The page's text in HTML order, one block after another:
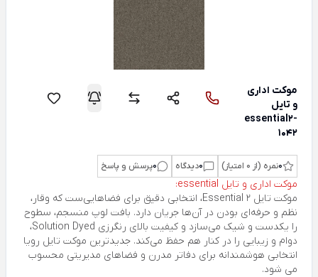
موکت اداری
و تایل
essential2-
1042
0نمره (از 0 امتیاز) 0دیدگاه 0پرسش و پاسخ
موکت اداری و تایل essential:
موکت تایل Essential 2، انتخابی دقیق برای فضاهایی‌ست که وقار،
نظم و حرفه‌ای بودن در آن‌ها جریان دارد. بافت لوپ منسجم، سطوح
را یکدست و شیک می‌سازد و کیفیت بالای رنگرزی Solution Dyed،
دوام و زیبایی را در کنار هم حفظ می‌کند. جدیدترین موکت تایل رویا
انتخابی هوشمندانه برای دفاتر مدرن و فضاهای مدیریتی محسوب
می شود.